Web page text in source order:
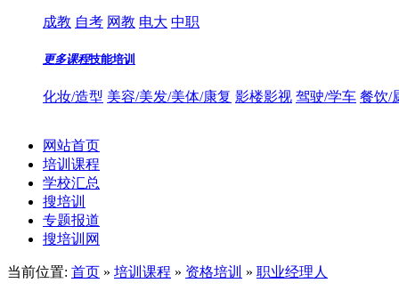
成教 自考 网教 电大 中职
更多课程技能培训
化妆/造型 美容/美发/美体/康复 影楼影视 驾驶/学车 餐饮/
网站首页
培训课程
学校汇总
搜培训
专题报道
搜培训网
当前位置: 首页 » 培训课程 » 资格培训 » 职业经理人